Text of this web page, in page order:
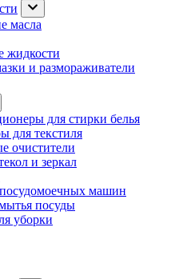
масла
жидкости
и размораживатели
для стирки белья
для текстиля
очистители
и зеркал
машин
посуды
уборки